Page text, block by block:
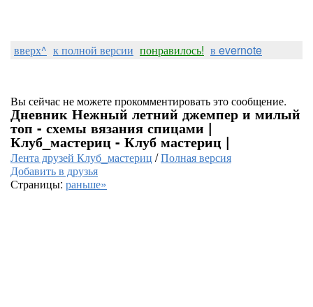
вверх^ к полной версии понравилось! в evernote
Вы сейчас не можете прокомментировать это сообщение.
Дневник Нежный летний джемпер и милый
топ - схемы вязания спицами |
Клуб_мастериц - Клуб мастериц |
Лента друзей Клуб_мастериц /Полная версия
Добавить в друзья
Страницы: раньше»